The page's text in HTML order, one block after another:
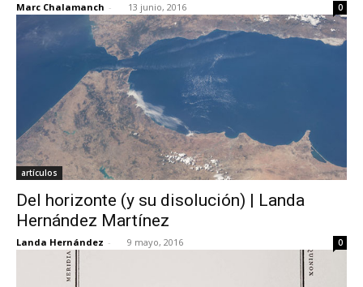
Marc Chalamanch - 13 junio, 2016 0
artículos
Del horizonte (y su disolución) | Landa
Hernández Martínez
Landa Hernández - 9 mayo, 2016 0